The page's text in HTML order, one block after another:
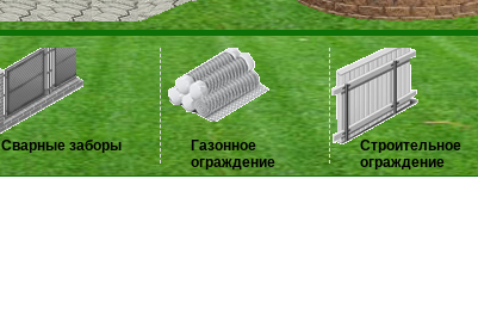
Сварные заборы
Газонное
ограждение
Строительное
ограждение